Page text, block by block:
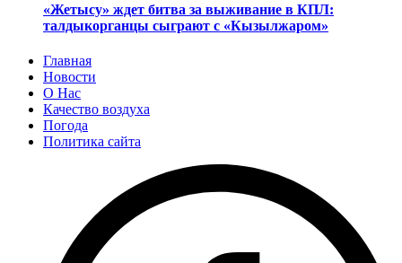
«Жетысу» ждет битва за выживание в КПЛ:
талдыкорганцы сыграют с «Кызылжаром»
Главная
Новости
О Нас
Качество воздуха
Погода
Политика сайта